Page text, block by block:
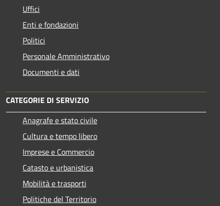
Uffici
Enti e fondazioni
Politici
Personale Amministrativo
Documenti e dati
CATEGORIE DI SERVIZIO
Anagrafe e stato civile
Cultura e tempo libero
Imprese e Commercio
Catasto e urbanistica
Mobilità e trasporti
Politiche del Territorio